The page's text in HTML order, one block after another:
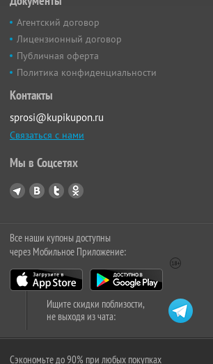
Агентский договор
Лицензионный договор
Публичная оферта
Политика конфиденциальности
Контакты
sprosi@kupikupon.ru
Связаться с нами
Мы в Соцсетях
Все наши купоны доступны
через Мобильное Приложение:
Ищите скидки поблизости,
не выходя из чата:
Сэкономьте до 90% при любых покупках